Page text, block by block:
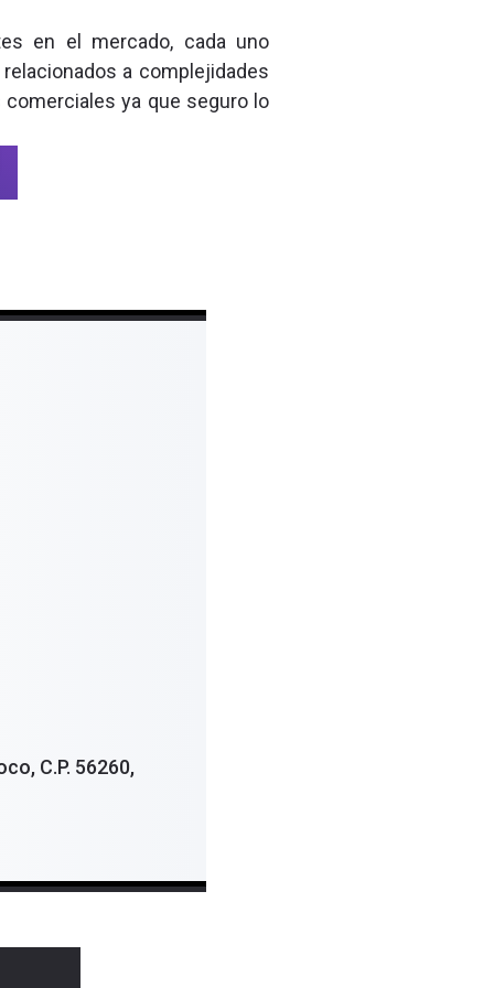
en el mercado, cada uno
a complejidades
ya que seguro lo
C.P. 56260,